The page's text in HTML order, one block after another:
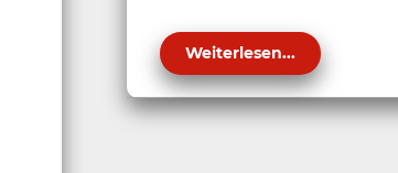
Weiterlesen...